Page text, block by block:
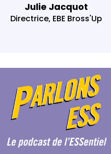
Julie Jacquot
Directrice, EBE Bross'Up